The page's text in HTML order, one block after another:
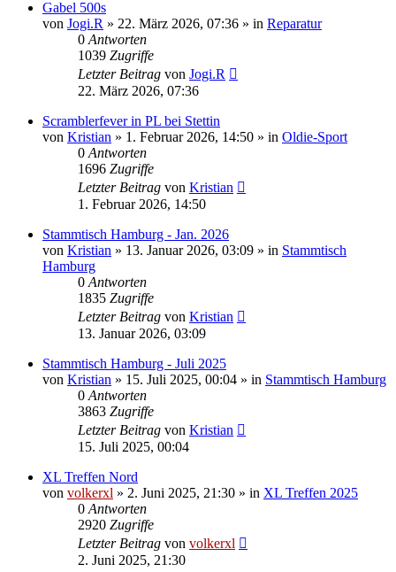
Gabel 500s
von Jogi.R » 22. März 2026, 07:36 » in Reparatur
0 Antworten
1039 Zugriffe
Letzter Beitrag von Jogi.R
22. März 2026, 07:36
Scramblerfever in PL bei Stettin
von Kristian » 1. Februar 2026, 14:50 » in Oldie-Sport
0 Antworten
1696 Zugriffe
Letzter Beitrag von Kristian
1. Februar 2026, 14:50
Stammtisch Hamburg - Jan. 2026
von Kristian » 13. Januar 2026, 03:09 » in Stammtisch
Hamburg
0 Antworten
1835 Zugriffe
Letzter Beitrag von Kristian
13. Januar 2026, 03:09
Stammtisch Hamburg - Juli 2025
von Kristian » 15. Juli 2025, 00:04 » in Stammtisch Hamburg
0 Antworten
3863 Zugriffe
Letzter Beitrag von Kristian
15. Juli 2025, 00:04
XL Treffen Nord
von volkerxl » 2. Juni 2025, 21:30 » in XL Treffen 2025
0 Antworten
2920 Zugriffe
Letzter Beitrag von volkerxl
2. Juni 2025, 21:30